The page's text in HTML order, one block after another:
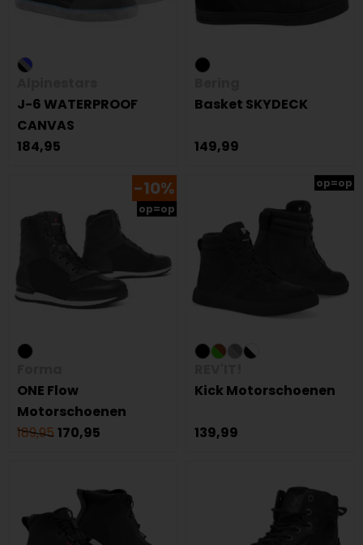
J-6 WATERPROOF
CANVAS
184,95
Basket SKYDECK
149,99
-10%
op=op
ONE Flow
Motorschoenen
189,95 170,95
op=op
Kick Motorschoenen
139,99